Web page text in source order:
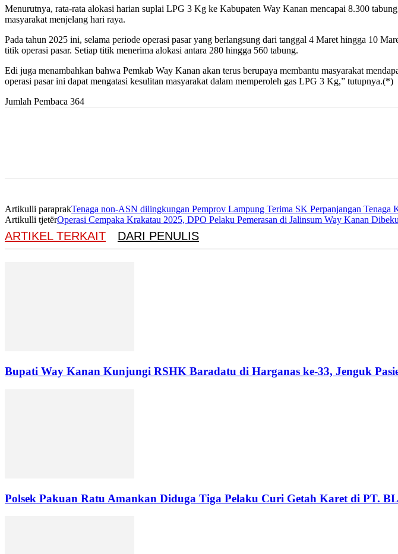
Menurutnya, rata-rata alokasi harian suplai LPG 3 Kg ke Kabupaten Way Kanan mencapai 8.300
masyarakat menjelang hari raya.
Pada tahun 2025 ini, selama periode operasi pasar yang berlangsung dari tanggal 4 Maret hingga 10
titik operasi pasar. Setiap titik menerima alokasi antara 280 hingga 560 tabung.
Edi juga menambahkan bahwa Pemkab Way Kanan akan terus berupaya membantu masyarakat
operasi pasar ini dapat mengatasi kesulitan masyarakat dalam memperoleh gas LPG 3 Kg,” tutupnya.(*)
Jumlah Pembaca 364
Artikulli paraprakTenaga non-ASN dilingkungan Pemprov Lampung Terima SK Perpanjangan Tenaga
Artikulli tjetërOperasi Cempaka Krakatau 2025, DPO Pelaku Pemerasan di Jalinsum Way Kanan
ARTIKEL TERKAIT DARI PENULIS
Bupati Way Kanan Kunjungi RSHK Baradatu di Harganas ke-33, Jenguk
Polsek Pakuan Ratu Amankan Diduga Tiga Pelaku Curi Getah Karet di PT.